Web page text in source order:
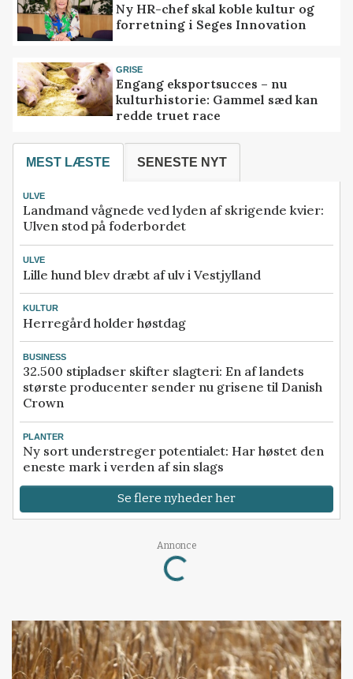
Ny HR-chef skal koble kultur og
forretning i Seges Innovation
GRISE
Engang eksportsucces – nu
kulturhistorie: Gammel sæd kan
redde truet race
MEST LÆSTE SENESTE NYT
ULVE
Landmand vågnede ved lyden af skrigende kvier:
Ulven stod på foderbordet
ULVE
Lille hund blev dræbt af ulv i Vestjylland
KULTUR
Herregård holder høstdag
BUSINESS
32.500 stipladser skifter slagteri: En af landets
største producenter sender nu grisene til Danish
Crown
PLANTER
Ny sort understreger potentialet: Har høstet den
eneste mark i verden af sin slags
Se flere nyheder her
Annonce
Loading...